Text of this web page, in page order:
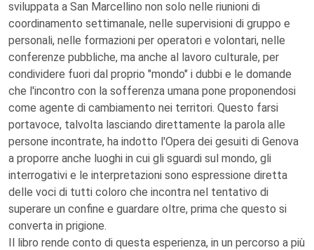
sviluppata a San Marcellino non solo nelle riunioni di
coordinamento settimanale, nelle supervisioni di gruppo e
personali, nelle formazioni per operatori e volontari, nelle
conferenze pubbliche, ma anche al lavoro culturale, per
condividere fuori dal proprio "mondo" i dubbi e le domande
che l'incontro con la sofferenza umana pone proponendosi
come agente di cambiamento nei territori. Questo farsi
portavoce, talvolta lasciando direttamente la parola alle
persone incontrate, ha indotto l'Opera dei gesuiti di Genova
a proporre anche luoghi in cui gli sguardi sul mondo, gli
interrogativi e le interpretazioni sono espressione diretta
delle voci di tutti coloro che incontra nel tentativo di
superare un confine e guardare oltre, prima che questo si
converta in prigione.
Il libro rende conto di questa esperienza, in un percorso a più